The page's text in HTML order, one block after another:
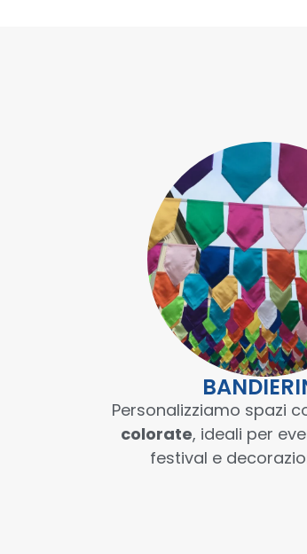
Personalizziamo spazi
colorate, ideali per
festival e